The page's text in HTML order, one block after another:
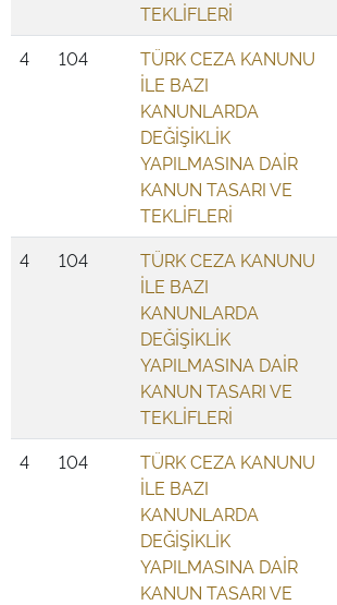
TEKLİFLERİ
4 104
TÜRK CEZA KANUNU
İLE BAZI
KANUNLARDA
DEĞİŞİKLİK
YAPILMASINA DAİR
KANUN TASARI VE
TEKLİFLERİ
4 104
TÜRK CEZA KANUNU
İLE BAZI
KANUNLARDA
DEĞİŞİKLİK
YAPILMASINA DAİR
KANUN TASARI VE
TEKLİFLERİ
4 104
TÜRK CEZA KANUNU
İLE BAZI
KANUNLARDA
DEĞİŞİKLİK
YAPILMASINA DAİR
KANUN TASARI VE